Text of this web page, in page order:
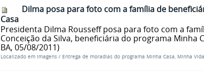
Dilma posa para foto com a família de
Casa
Presidenta Dilma Rousseff posa para foto com a
Conceição da Silva, beneficiária do programa Minha
BA, 05/08/2011)
Localizado em Imagens / Entrega de moradias do programa Minha Casa, Minha Vida